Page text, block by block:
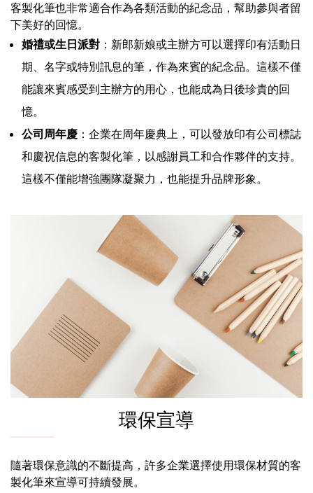
客製化筆也非常適合作為各類活動的紀念品，幫助參與者留
下美好的回憶。
婚禮或生日派對 ：新郎新娘或主辦方可以選擇印有活動日
期、名字或特別訊息的筆，作為來賓的紀念品。這樣不僅
能讓來賓感受到主辦方的用心，也能成為日後珍貴的回
憶。
公司周年慶 ：企業在周年慶典上，可以發放印有公司標誌
和慶祝信息的客製化筆，以感謝員工和合作夥伴的支持。
這樣不僅能增強團隊凝聚力，也能提升品牌形象。
環保宣導
隨著環保意識的不斷提高，許多企業選擇使用環保材質的客
製化筆來宣導可持續發展。